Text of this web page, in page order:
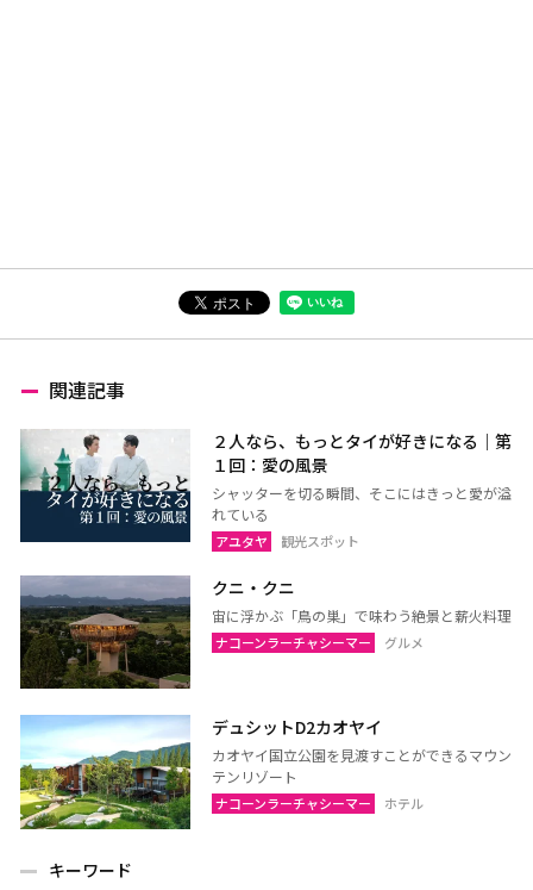
関連記事
２人なら、もっとタイが好きになる｜第
１回：愛の風景
シャッターを切る瞬間、そこにはきっと愛が溢
れている
アユタヤ 観光スポット
クニ・クニ
宙に浮かぶ「鳥の巣」で味わう絶景と薪火料理
ナコーンラーチャシーマー グルメ
デュシットD2カオヤイ
カオヤイ国立公園を見渡すことができるマウン
テンリゾート
ナコーンラーチャシーマー ホテル
キーワード